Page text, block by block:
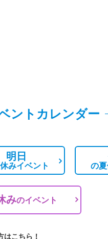
ントカレンダー
明日
みイベント の
みのイベント
こちら！